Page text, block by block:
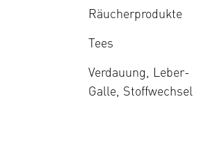
Räucherprodukte
Tees
Verdauung, Leber-
Galle, Stoffwechsel